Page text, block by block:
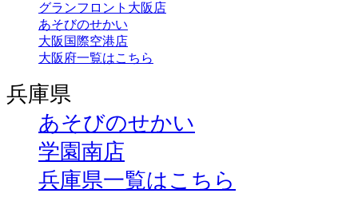
グランフロント大阪店
あそびのせかい
大阪国際空港店
大阪府一覧はこちら
兵庫県
あそびのせかい
学園南店
兵庫県一覧はこちら